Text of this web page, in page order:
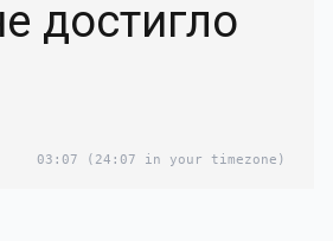
достигло
03:07 (24:07 in your timezone)